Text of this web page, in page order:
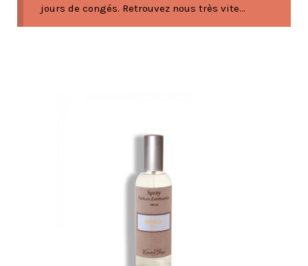
jours de congés. Retrouvez nous très vite...